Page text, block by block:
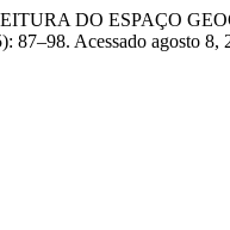
DO ESPAÇO
87–98. Acessado agosto